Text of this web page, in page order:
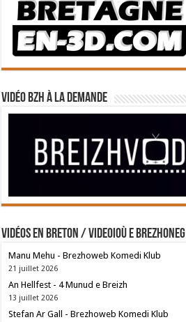
Vidéo BZH à la demande
Vidéos en breton / Videoioù e brezhoneg
Manu Mehu - Brezhoweb Komedi Klub
21 juillet 2026
An Hellfest - 4 Munud e Breizh
13 juillet 2026
Stefan Ar Gall - Brezhoweb Komedi Klub